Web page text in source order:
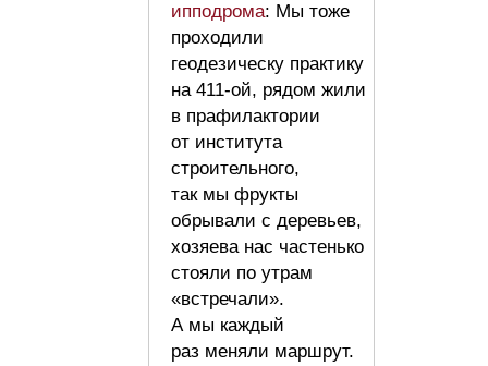
ипподрома: Мы тоже
проходили
геодезическу практику
на 411-ой, рядом жили
в прафилактории
от института
строительного,
так мы фрукты
обрывали с деревьев,
хозяева нас частенько
стояли по утрам
«встречали».
А мы каждый
раз меняли маршрут.